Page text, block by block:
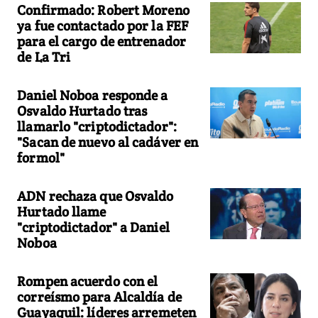
Confirmado: Robert Moreno
ya fue contactado por la FEF
para el cargo de entrenador
de La Tri
Daniel Noboa responde a
Osvaldo Hurtado tras
llamarlo "criptodictador":
"Sacan de nuevo al cadáver en
formol"
ADN rechaza que Osvaldo
Hurtado llame
"criptodictador" a Daniel
Noboa
Rompen acuerdo con el
correísmo para Alcaldía de
Guayaquil: líderes arremeten